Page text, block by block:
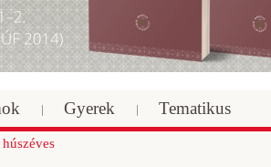
Gyerek Tematikus